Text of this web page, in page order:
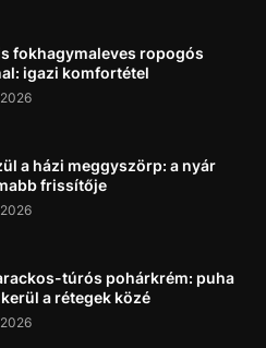
fokhagymaleves ropogós
igazi komfortétel
a házi meggyszörp: a nyár
frissítője
túrós pohárkrém: puha
a rétegek közé